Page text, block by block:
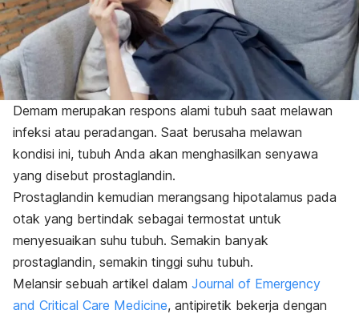
Demam merupakan respons alami tubuh saat melawan
infeksi atau peradangan. Saat berusaha melawan
kondisi ini, tubuh Anda akan menghasilkan senyawa
yang disebut prostaglandin.
Prostaglandin kemudian merangsang hipotalamus pada
otak yang bertindak sebagai termostat untuk
menyesuaikan suhu tubuh. Semakin banyak
prostaglandin, semakin tinggi suhu tubuh.
Melansir sebuah artikel dalam Journal of Emergency
and Critical Care Medicine, antipiretik bekerja dengan